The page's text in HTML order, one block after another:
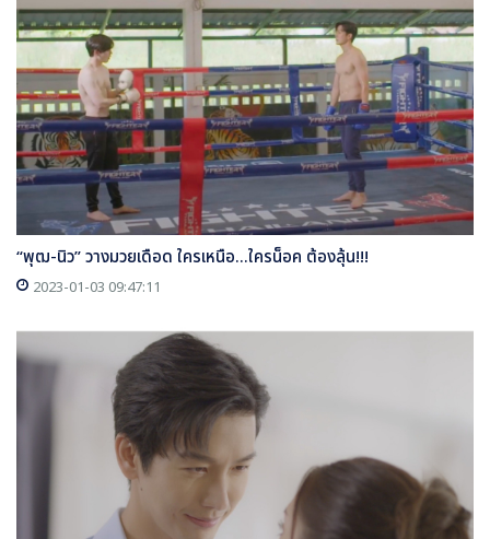
“พุฒ-นิว” วางมวยเดือด ใครเหนือ...ใครน็อค ต้องลุ้น!!!
2023-01-03 09:47:11